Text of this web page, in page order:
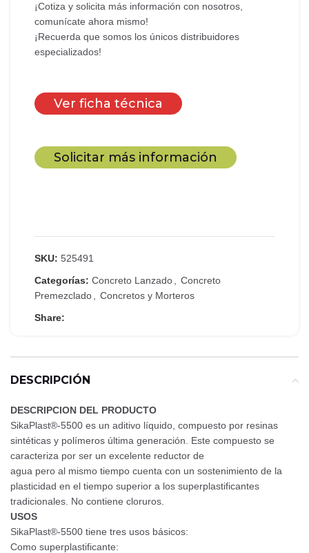
¡Cotiza y solicita más información con nosotros,
comunícate ahora mismo!
¡Recuerda que somos los únicos distribuidores
especializados!
Ver ficha técnica
Solicitar más información
SKU: 525491
Categorías: Concreto Lanzado
Concreto
Premezclado
Concretos y Morteros
Share:
DESCRIPCIÓN
DESCRIPCION DEL PRODUCTO
SikaPlast®-5500 es un aditivo líquido, compuesto por resinas
sintéticas y polímeros última generación. Este compuesto se
caracteriza por ser un excelente reductor de
agua pero al mismo tiempo cuenta con un sostenimiento de la
plasticidad en el tiempo superior a los superplastificantes
tradicionales. No contiene cloruros.
USOS
SikaPlast®-5500 tiene tres usos básicos:
Como superplastificante: